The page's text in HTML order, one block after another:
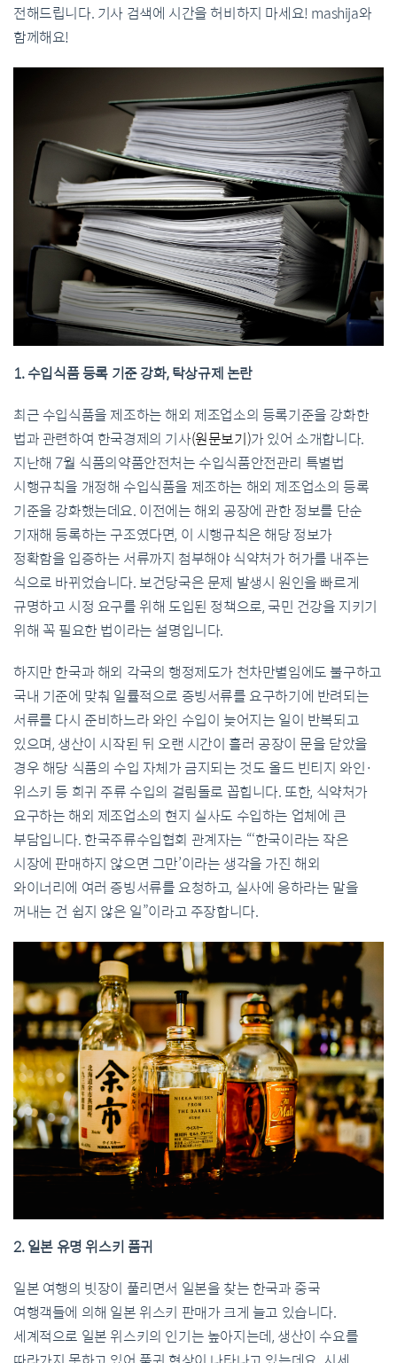
전해드립니다. 기사 검색에 시간을 허비하지 마세요! mashija와
함께해요!
1. 수입식품 등록 기준 강화, 탁상규제 논란
최근 수입식품을 제조하는 해외 제조업소의 등록기준을 강화한
법과 관련하여 한국경제의 기사(원문보기)가 있어 소개합니다.
지난해 7월 식품의약품안전처는 수입식품안전관리 특별법
시행규칙을 개정해 수입식품을 제조하는 해외 제조업소의 등록
기준을 강화했는데요. 이전에는 해외 공장에 관한 정보를 단순
기재해 등록하는 구조였다면, 이 시행규칙은 해당 정보가
정확함을 입증하는 서류까지 첨부해야 식약처가 허가를 내주는
식으로 바뀌었습니다. 보건당국은 문제 발생시 원인을 빠르게
규명하고 시정 요구를 위해 도입된 정책으로, 국민 건강을 지키기
위해 꼭 필요한 법이라는 설명입니다.
하지만 한국과 해외 각국의 행정제도가 천차만별임에도 불구하고
국내 기준에 맞춰 일률적으로 증빙서류를 요구하기에 반려되는
서류를 다시 준비하느라 와인 수입이 늦어지는 일이 반복되고
있으며, 생산이 시작된 뒤 오랜 시간이 흘러 공장이 문을 닫았을
경우 해당 식품의 수입 자체가 금지되는 것도 올드 빈티지 와인·
위스키 등 희귀 주류 수입의 걸림돌로 꼽힙니다. 또한, 식약처가
요구하는 해외 제조업소의 현지 실사도 수입하는 업체에 큰
부담입니다. 한국주류수입협회 관계자는 “‘한국이라는 작은
시장에 판매하지 않으면 그만’이라는 생각을 가진 해외
와이너리에 여러 증빙서류를 요청하고, 실사에 응하라는 말을
꺼내는 건 쉽지 않은 일”이라고 주장합니다.
2. 일본 유명 위스키 품귀
일본 여행의 빗장이 풀리면서 일본을 찾는 한국과 중국
여행객들에 의해 일본 위스키 판매가 크게 늘고 있습니다.
세계적으로 일본 위스키의 인기는 높아지는데, 생산이 수요를